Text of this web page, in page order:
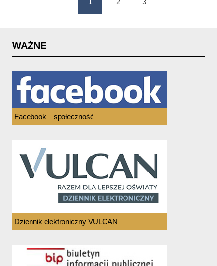
WAŻNE
Facebook – społeczność
Dziennik elektroniczny VULCAN